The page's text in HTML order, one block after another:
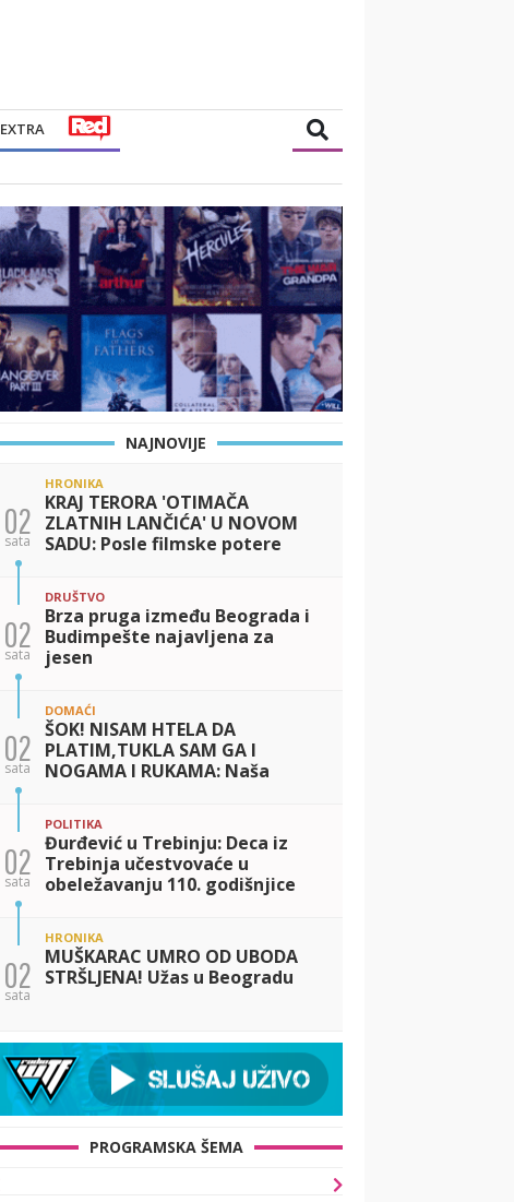
EXTRA
NAJNOVIJE
02
sata
HRONIKA
KRAJ TERORA 'OTIMAČA
ZLATNIH LANČIĆA' U NOVOM
SADU: Posle filmske potere
povredio policajca!
02
sata
DRUŠTVO
Brza pruga između Beograda i
Budimpešte najavljena za
jesen
02
sata
DOMAĆI
ŠOK! NISAM HTELA DA
PLATIM,TUKLA SAM GA I
NOGAMA I RUKAMA: Naša
02
sata
POLITIKA
Đurđević u Trebinju: Deca iz
Trebinja učestvovaće u
obeležavanju 110. godišnjice
02
sata
HRONIKA
MUŠKARAC UMRO OD UBODA
STRŠLJENA! Užas u Beogradu
PROGRAMSKA ŠEMA